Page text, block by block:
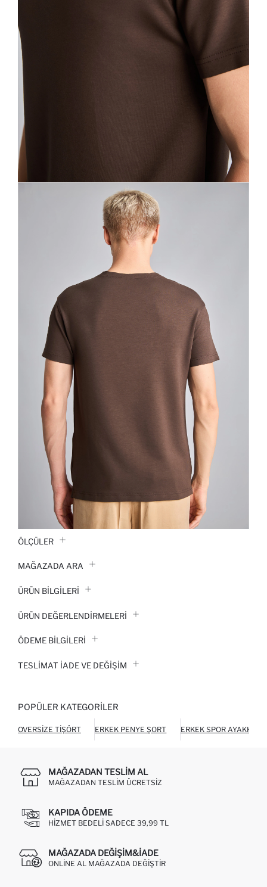
ÖLÇÜLER
MAĞAZADA ARA
ÜRÜN BILGILERI
ÜRÜN DEĞERLENDİRMELERİ
ÖDEME BİLGİLERİ
TESLIMAT İADE VE DEĞIŞIM
POPÜLER KATEGORILER
OVERSIZE TIŞÖRT ERKEK PENYE ŞORT ERKEK SPOR AYAKKABI
MAĞAZADAN TESLIM AL
MAĞAZADAN TESLIM ÜCRETSIZ
KAPIDA ÖDEME
HIZMET BEDELI SADECE 39,99 TL
MAĞAZADA DEĞIŞIM&İADE
ONLINE AL MAĞAZADA DEĞIŞTIR